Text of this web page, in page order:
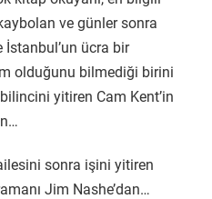
ve günler sonra
ücra bir
olduğunu bilmediği birini
yitiren Cam Kent’in
sonra işini yitiren
Jim Nashe’dan…